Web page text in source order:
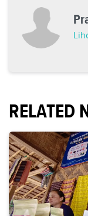
RELATED